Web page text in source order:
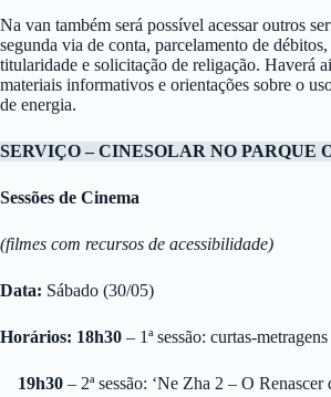
Na van também será possível acessar outros
segunda via de conta, parcelamento de
titularidade e solicitação de religação. Haverá
materiais informativos e orientações sobre o
de energia.
SERVIÇO – CINESOLAR NO PARQUE
Sessões de Cinema
(filmes com recursos de acessibilidade)
Data: Sábado (30/05)
Horários: 18h30 – 1ª sessão: curtas-metragens
19h30 – 2ª sessão: ‘Ne Zha 2 – O Renascer